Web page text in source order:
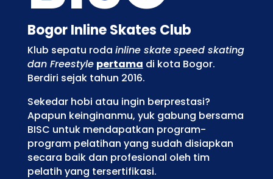
Bogor Inline Skates Club
Klub sepatu roda inline skatespeed skating
dan Freestyle pertama di kota Bogor.
Berdiri sejak tahun 2016.
Sekedar hobi atau ingin berprestasi?
Apapun keinginanmu, yuk gabung bersama
BISC untuk mendapatkan program-
program pelatihan yang sudah disiapkan
secara baik dan profesional oleh tim
pelatih yang tersertifikasi.